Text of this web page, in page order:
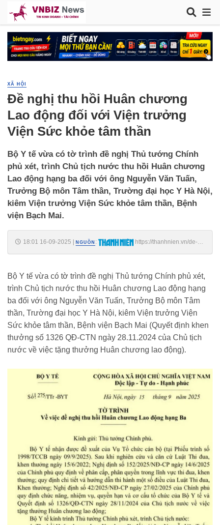
XÃ HỘI
Đề nghị thu hồi Huân chương
Lao động đối với Viện trưởng
Viện Sức khỏe tâm thần
Bộ Y tế vừa có tờ trình đề nghị Thủ tướng Chính
phủ xét, trình Chủ tịch nước thu hồi Huân chương
Lao động hạng ba đối với ông Nguyễn Văn Tuấn,
Trưởng Bộ môn Tâm thần, Trường đại học Y Hà Nội,
kiêm Viện trưởng Viện Sức khỏe tâm thần, Bệnh
viện Bạch Mai.
18:01 16-09-2025 NGUỒN :
https://thanhnien.vn/de-
Bộ Y tế vừa có tờ trình đề nghị Thủ tướng Chính phủ xét,
trình Chủ tịch nước thu hồi Huân chương Lao động hạng
ba đối với ông Nguyễn Văn Tuấn, Trưởng Bộ môn Tâm
thần, Trường đại học Y Hà Nội, kiêm Viện trưởng Viện
Sức khỏe tâm thần, Bệnh viện Bạch Mai (Quyết định khen
thưởng số 1326 QĐ-CTN ngày 28.11.2024 của Chủ tịch
nước về việc tặng thưởng Huân chương lao động).